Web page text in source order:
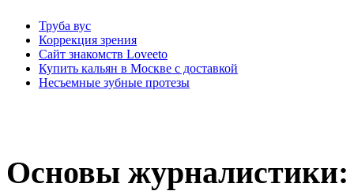
Труба вус
Коррекция зрения
Сайт знакомств Loveeto
Купить кальян в Москве с доставкой
Несъемные зубные протезы
Основы журналистики: